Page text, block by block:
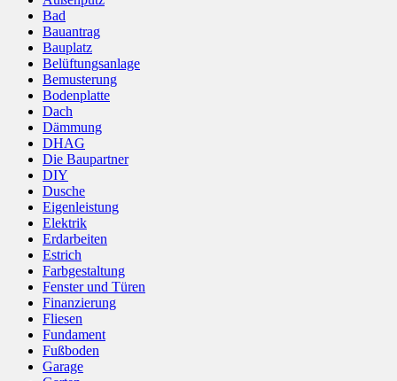
Bad
Bauantrag
Bauplatz
Belüftungsanlage
Bemusterung
Bodenplatte
Dach
Dämmung
DHAG
Die Baupartner
DIY
Dusche
Eigenleistung
Elektrik
Erdarbeiten
Estrich
Farbgestaltung
Fenster und Türen
Finanzierung
Fliesen
Fundament
Fußboden
Garage